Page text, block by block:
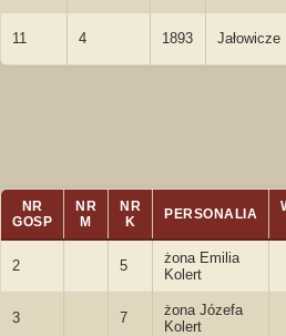
11 4 1893 Jałowicze
NR
GOSP
NR
M
NR
K
PERSONALIA
2 5
żona Emilia
Kolert
3 7
żona Józefa
Kolert